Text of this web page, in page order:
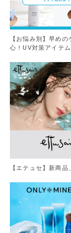
【お悩み別】早めの
心！UV対策アイテム
【エテュセ】新商